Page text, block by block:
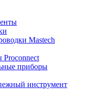
Mastech
Proconnect
приборы
инструмент